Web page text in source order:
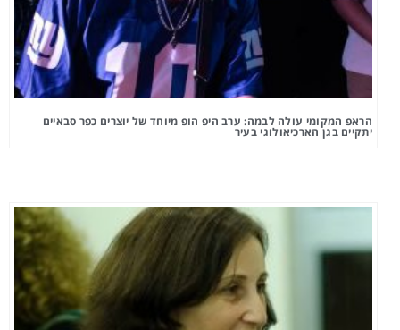
הראפ המקומי עולה לבמה: ערב היפ הופ מיוחד של יוצרים כפר סבאיים
יתקיים בגן הארכיאולוגי בעיר